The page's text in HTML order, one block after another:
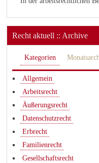
Recht aktuell :: Archive
Kategorien
Allgemein
Arbeitsrecht
Äußerungsrecht
Datenschutzrecht
Erbrecht
Familienrecht
Gesellschaftsrecht